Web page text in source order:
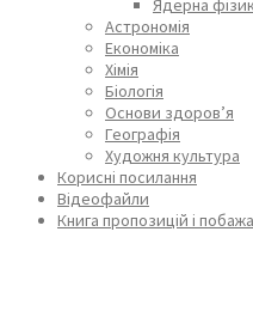
Ядерна
Астрономія
Економіка
Хімія
Біологія
Основи здоров’я
Географія
Художня культура
Корисні посилання
Відеофайли
Книга пропозицій і